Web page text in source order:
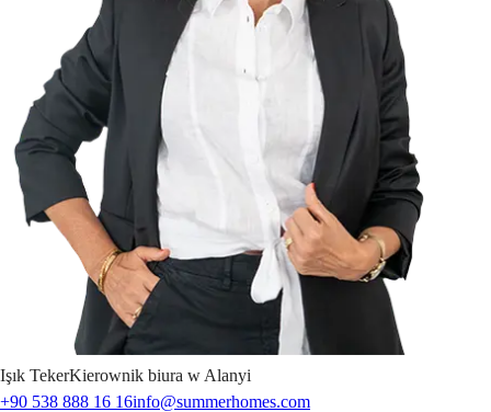
Işık TekerKierownik biura w Alanyi
+90 538 888 16 16info@summerhomes.com